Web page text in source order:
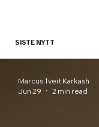
SISTE NYTT
Marcus Tveit Karkash
Jun 29
2 min read